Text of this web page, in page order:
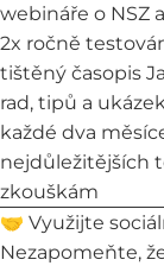
webináře o NSZ
2x ročně
tištěný časopis
rad, tipů a
každé dva
nejdůležitějších
zkouškám
🤝 Využijte
Nezapomeňte,